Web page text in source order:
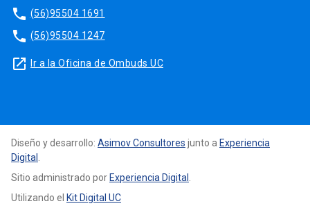
phone (56)95504 1691
phone (56)95504 1247
launch Ir a la Oficina de Ombuds UC
Diseño y desarrollo: Asimov Consultores junto a Experiencia
Digital
Sitio administrado por Experiencia Digital
Utilizando el Kit Digital UC